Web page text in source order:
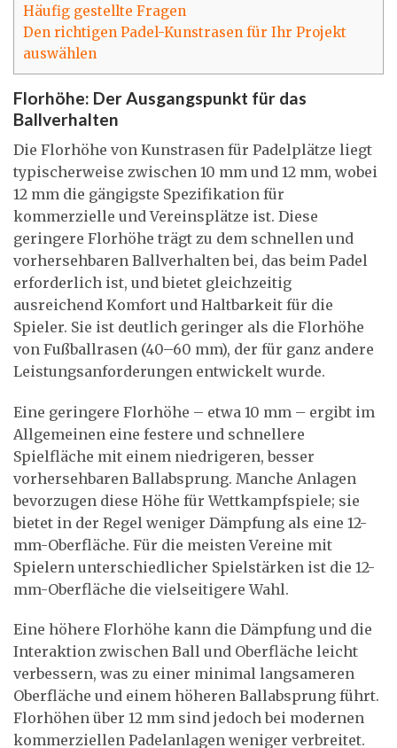
Häufig gestellte Fragen
Den richtigen Padel-Kunstrasen für Ihr Projekt
auswählen
Florhöhe: Der Ausgangspunkt für das
Ballverhalten
Die Florhöhe von Kunstrasen für Padelplätze liegt
typischerweise zwischen 10 mm und 12 mm, wobei
12 mm die gängigste Spezifikation für
kommerzielle und Vereinsplätze ist. Diese
geringere Florhöhe trägt zu dem schnellen und
vorhersehbaren Ballverhalten bei, das beim Padel
erforderlich ist, und bietet gleichzeitig
ausreichend Komfort und Haltbarkeit für die
Spieler. Sie ist deutlich geringer als die Florhöhe
von Fußballrasen (40–60 mm), der für ganz andere
Leistungsanforderungen entwickelt wurde.
Eine geringere Florhöhe – etwa 10 mm – ergibt im
Allgemeinen eine festere und schnellere
Spielfläche mit einem niedrigeren, besser
vorhersehbaren Ballabsprung. Manche Anlagen
bevorzugen diese Höhe für Wettkampfspiele; sie
bietet in der Regel weniger Dämpfung als eine 12-
mm-Oberfläche. Für die meisten Vereine mit
Spielern unterschiedlicher Spielstärken ist die 12-
mm-Oberfläche die vielseitigere Wahl.
Eine höhere Florhöhe kann die Dämpfung und die
Interaktion zwischen Ball und Oberfläche leicht
verbessern, was zu einer minimal langsameren
Oberfläche und einem höheren Ballabsprung führt.
Florhöhen über 12 mm sind jedoch bei modernen
kommerziellen Padelanlagen weniger verbreitet.